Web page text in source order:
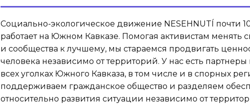
Социально-экологическое движение NESEHNUTÍ почти
работает на Южном Кавказе. Помогая активистам менять
и сообщества к лучшему, мы стараемся продвигать
человека независимо от территорий. У нас есть партнеры
всех уголках Южного Кавказа, в том числе и в спорных
поддерживаем гражданское общество и разделяем
относительно развития ситуации независимо от